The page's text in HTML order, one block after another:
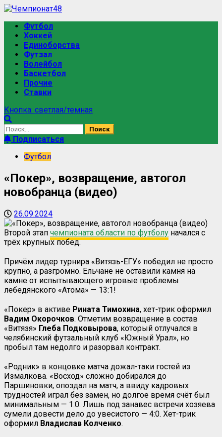
Футбол
Хоккей
Единоборства
Футзал
Волейбол
Баскетбол
Прочие
Ставки
Кнопка: светлая/темная
Подписаться
Футбол
«Покер», возвращение, автогол
новобранца (видео)
26.09.2024
Второй этап чемпионата области по футболу начался с
трёх крупных побед.
Причём лидер турнира «Витязь-ЕГУ» победил не просто
крупно, а разгромно. Ельчане не оставили камня на
камне от испытывающего игровые проблемы
лебедянского «Атома» — 13:1!
«Покер» в активе Рината Тимохина, хет-трик оформил
Вадим Окорочков. Отметим возвращение в состав
«Витязя» Глеба Подковырова, который отлучался в
челябинский футзальный клуб «Южный Урал», но
пробыл там недолго и разорвал контракт.
«Родник» в концовке матча дожал-таки гостей из
Измалкова. «Восход» сложно добирался до
Паршиновки, опоздал на матч, а ввиду кадровых
трудностей играл без замен, но долгое время счёт был
минимальным — 1:0. Лишь под занавес встречи хозяева
сумели довести дело до увесистого — 4:0. Хет-трик
оформил Владислав Колченко.